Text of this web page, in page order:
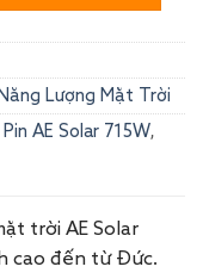
Lượng Mặt Trời
AE Solar 715W,
trời AE Solar
cao đến từ Đức.